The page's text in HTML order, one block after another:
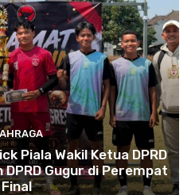
Piala Wakil Ketua DPRD
Gugur di Perempat
Final